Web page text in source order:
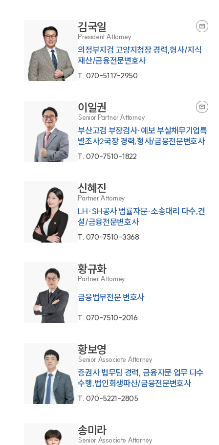
김국일
President Attorney
의정부지검 고양지청장 경력,형사/지식
재산/금융전문변호사
T. 070-5117-2950
이일권
Senior Partner Attorney
부산고검 부장검사·예보 부실채무기업특
별조사2국장 경력,형사/금융전문변호사
T. 070-7510-1822
신혜진
Partner Attorney
LH·SH공사 법률자문·소송대리 다수,건
설/금융전문변호사
T. 070-7510-3368
황규화
Partner Attorney
금융법무전문 변호사
T. 070-7510-2016
황보영
Senior Associate Attorney
증권사 법무팀 경력, 금융자문 업무 다수
수행,법인회생파산/금융전문변호사
T. 070-5221-2805
송미라
Senior Associate Attorney